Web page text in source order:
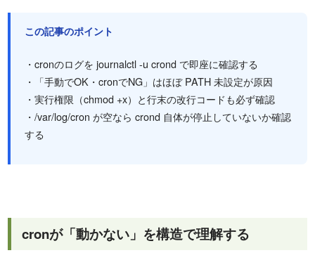
この記事のポイント
・cronのログを journalctl -u crond で即座に確認する
・「手動でOK・cronでNG」はほぼ PATH 未設定が原因
・実行権限（chmod +x）と行末の改行コードも必ず確認
・/var/log/cron が空なら crond 自体が停止していないか確認
する
cronが「動かない」を構造で理解する